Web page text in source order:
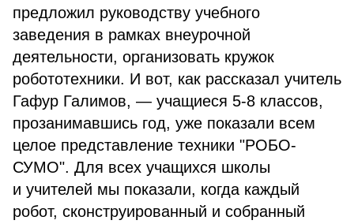
предложил руководству учебного
заведения в рамках внеурочной
деятельности, организовать кружок
робототехники. И вот, как рассказал учитель
Гафур Галимов, — учащиеся 5-8 классов,
прозанимавшись год, уже показали всем
целое представление техники "РОБО-
СУМО". Для всех учащихся школы
и учителей мы показали, когда каждый
робот, сконструированный и собранный